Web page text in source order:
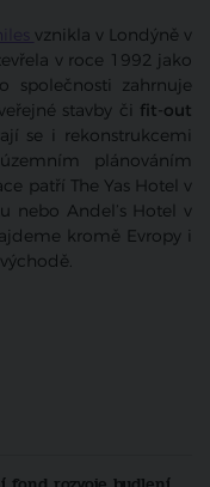
vznikla v Londýně v
v roce 1992 jako
zahrnuje
stavby či fit-out
se i rekonstrukcemi
plánováním
patří The Yas Hotel v
nebo Andel’s Hotel v
kromě Evropy i